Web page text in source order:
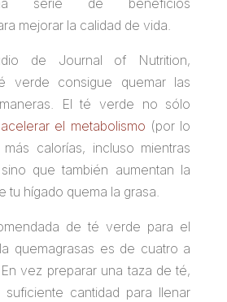
serie de beneficios
mejorar la calidad de vida.
de Journal of Nutrition,
verde consigue quemar las
. El té verde no sólo
acelerar el metabolismo (por lo
calorías, incluso mientras
que también aumentan la
tu hígado quema la grasa.
de té verde para el
quemagrasas es de cuatro a
vez preparar una taza de té,
suficiente cantidad para llenar